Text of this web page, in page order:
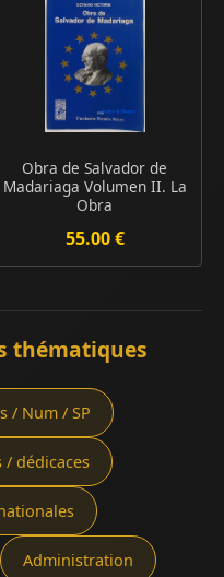
Obra de Salvador de
Madariaga Volumen II. La
Obra
55.00 €
thématiques
/ Num / SP
/ dédicaces
Administration